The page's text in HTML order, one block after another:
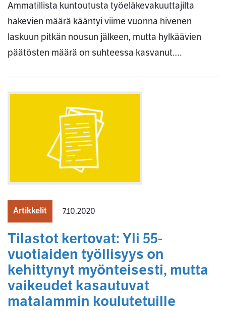
Ammatillista kuntoutusta työeläkevakuuttajilta
hakevien määrä kääntyi viime vuonna hivenen
laskuun pitkän nousun jälkeen, mutta hylkäävien
päätösten määrä on suhteessa kasvanut.…
Artikkelit 7.10.2020
Tilastot kertovat: Yli 55-
vuotiaiden työllisyys on
kehittynyt myönteisesti, mutta
vaikeudet kasautuvat
matalammin koulutetuille